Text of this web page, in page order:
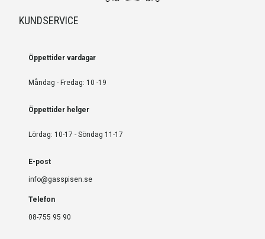
KUNDSERVICE
Öppettider vardagar
Måndag - Fredag: 10 -19
Öppettider helger
Lördag: 10-17 - Söndag 11-17
E-post
info@gasspisen.se
Telefon
08-755 95 90